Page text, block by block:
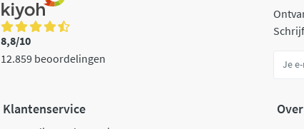
8,8/10
12.859 beoordelingen
Klantenservice